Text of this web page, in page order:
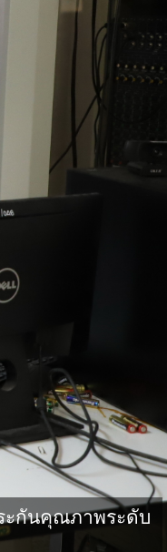
ะกันคุณภาพระดับ